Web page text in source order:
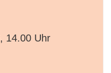
14.00 Uhr